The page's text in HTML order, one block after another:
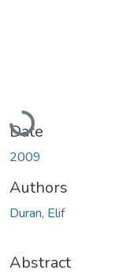
Loading...
Date
2009
Authors
Duran, Elif
Abstract